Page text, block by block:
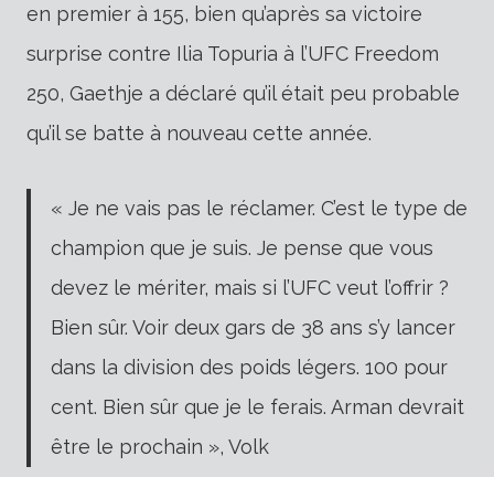
en premier à 155, bien qu’après sa victoire
surprise contre Ilia Topuria à l’UFC Freedom
250, Gaethje a déclaré qu’il était peu probable
qu’il se batte à nouveau cette année.
« Je ne vais pas le réclamer. C’est le type de
champion que je suis. Je pense que vous
devez le mériter, mais si l’UFC veut l’offrir ?
Bien sûr. Voir deux gars de 38 ans s’y lancer
dans la division des poids légers. 100 pour
cent. Bien sûr que je le ferais. Arman devrait
être le prochain », Volk